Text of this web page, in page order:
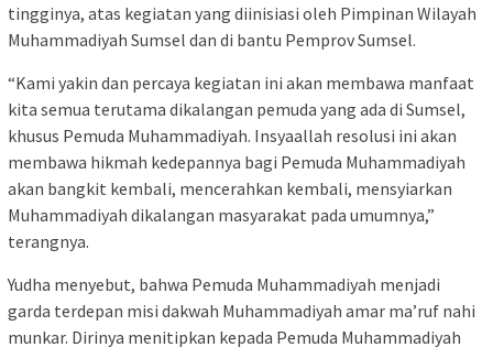
tingginya, atas kegiatan yang diinisiasi oleh Pimpinan Wilayah
Muhammadiyah Sumsel dan di bantu Pemprov Sumsel.
“Kami yakin dan percaya kegiatan ini akan membawa manfaat
kita semua terutama dikalangan pemuda yang ada di Sumsel,
khusus Pemuda Muhammadiyah. Insyaallah resolusi ini akan
membawa hikmah kedepannya bagi Pemuda Muhammadiyah
akan bangkit kembali, mencerahkan kembali, mensyiarkan
Muhammadiyah dikalangan masyarakat pada umumnya,”
terangnya.
Yudha menyebut, bahwa Pemuda Muhammadiyah menjadi
garda terdepan misi dakwah Muhammadiyah amar ma’ruf nahi
munkar. Dirinya menitipkan kepada Pemuda Muhammadiyah